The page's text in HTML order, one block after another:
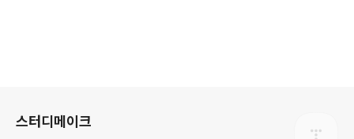
스터디메이크